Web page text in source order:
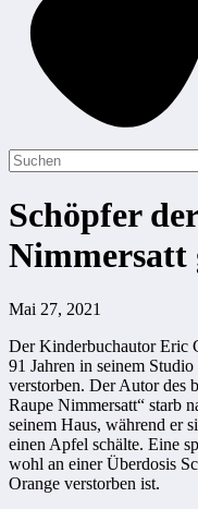
Schöpfer
Nimmersatt
Mai 27, 2021
Der Kinderbuchautor Eric
91 Jahren in seinem
verstorben. Der Autor des
Raupe Nimmersatt“ starb
seinem Haus, während er
einen Apfel schälte. Eine
wohl an einer Überdosis
Orange verstorben ist.